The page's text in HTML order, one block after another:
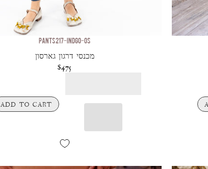
PANTS 217-INDGO-OS
מכנסי דרגון גארסון
$475
ADD TO CART